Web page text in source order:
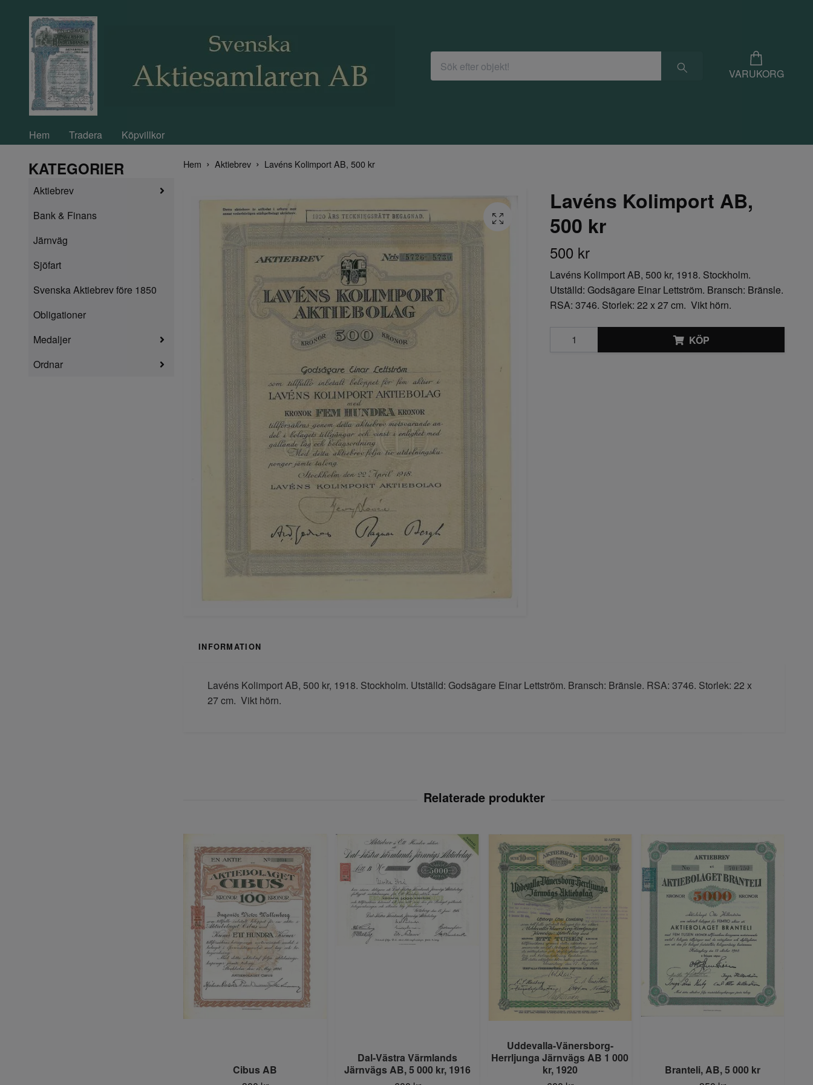
VARUKORG
Hem Tradera Köpvillkor
KATEGORIER
Aktiebrev
Bank & Finans
Järnväg
Sjöfart
Svenska Aktiebrev före 1850
Obligationer
Medaljer
Ordnar
Hem Aktiebrev Lavéns Kolimport AB, 500 kr
Lavéns Kolimport AB,
500 kr
500 kr
Lavéns Kolimport AB, 500 kr, 1918. Stockholm.
Utställd: Godsägare Einar Lettström. Bransch: Bränsle.
RSA: 3746. Storlek: 22 x 27 cm. Vikt hörn.
KÖP
INFORMATION
Lavéns Kolimport AB, 500 kr, 1918. Stockholm. Utställd: Godsägare Einar Lettström. Bransch: Bränsle. RSA: 3746. Storlek: 22 x
27 cm. Vikt hörn.
Cibus AB
Dal-Västra Värmlands
Järnvägs AB, 5 000 kr, 1916
Uddevalla-Vänersborg-
Herrljunga Järnvägs AB 1 000
kr, 1920
Branteli, AB, 5 000 kr